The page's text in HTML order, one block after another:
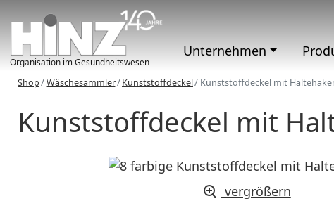
Organisation im Gesundheitswesen
Unternehmen
Shop Wäschesammler Kunststoffdeckel Kunststoffdeckel mit
Kunststoffdeckel mit
vergrößern